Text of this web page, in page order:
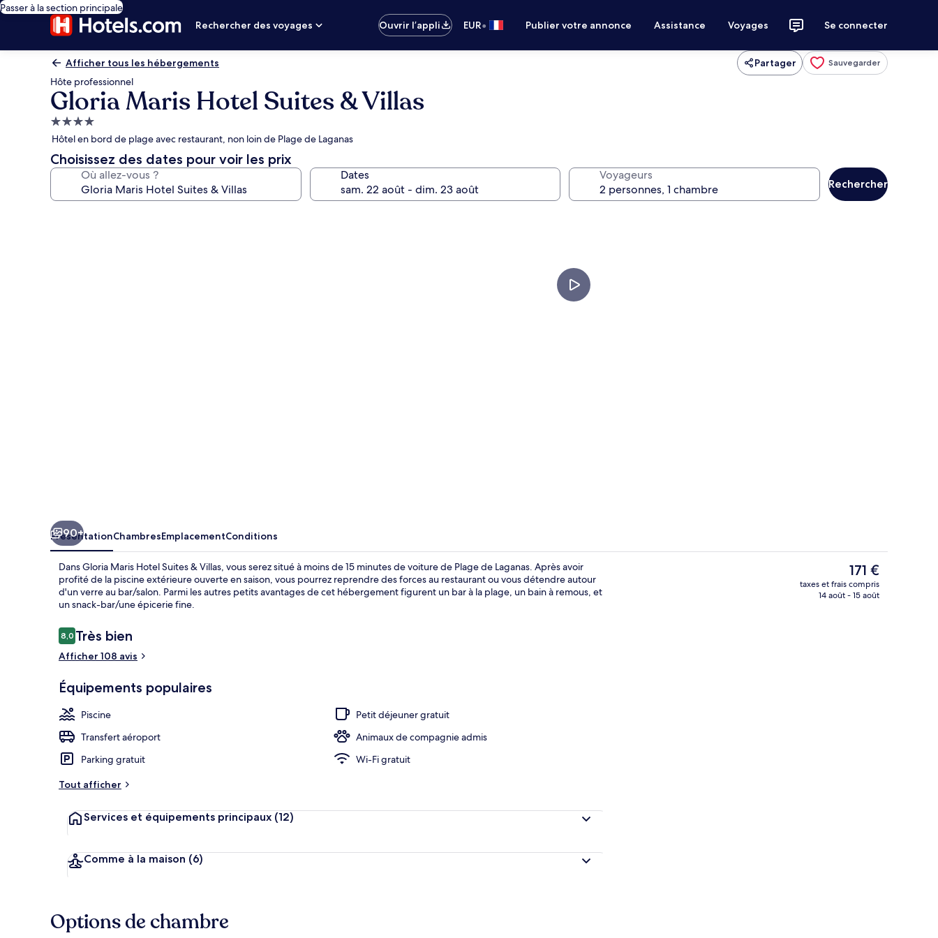
Passer à la section principale
Rechercher des voyages
Ouvrir l’appli EUR• Publier votre annonce Assistance Voyages Se connecter
Afficher tous les hébergements Partager Sauvegarder
Hôte professionnel
Gloria Maris Hotel Suites & Villas
Hébergement
4.0 étoiles
Hôtel en bord de plage avec restaurant, non loin de Plage de Laganas
Choisissez des dates pour voir les prix
Où allez-vous ? Dates Voyageurs
Rechercher
90+
PrésentationChambresEmplacementConditions
Dans Gloria Maris Hotel Suites & Villas, vous serez situé à moins de 15 minutes de voiture de Plage de Laganas. Après avoir
profité de la piscine extérieure ouverte en saison, vous pourrez reprendre des forces au restaurant ou vous détendre autour
d'un verre au bar/salon. Parmi les autres petits avantages de cet hébergement figurent un bar à la plage, un bain à remous, et
un snack-bar/une épicerie fine.
Avis
voyageurs
8,08,0 sur 10
Très bien
Afficher 108 avis
Équipements populaires
Piscine
Petit déjeuner gratuit
Transfert aéroport
Animaux de compagnie admis
Parking gratuit
Wi-Fi gratuit
Tout afficher
Services et équipements principaux (12)
Comme à la maison (6)
Le
prix
actuel
171 €
taxes et frais compris
14 août - 15 août
Options de chambre